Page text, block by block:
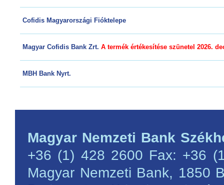
Cofidis Magyarországi Fióktelepe
Magyar Cofidis Bank Zrt. A termék értékesítése szünetel 2026.
MBH Bank Nyrt.
Magyar Nemzeti Bank
+36 (1) 428 2600 Fax: +36
Magyar Nemzeti Bank, 1850